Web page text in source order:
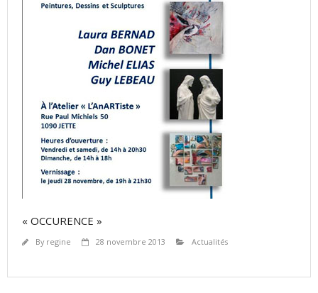
« OCCURENCE »
By regine 28 novembre 2013 Actualités